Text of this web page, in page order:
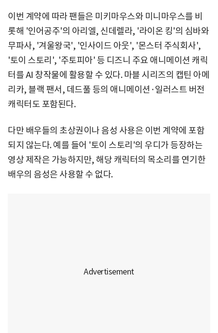
이번 계약에 따라 팬들은 미키마우스와 미니마우스를 비
롯해 '인어공주'의 아리엘, 신데렐라, '라이온 킹'의 심바와
무파사, '겨울왕국', '인사이드 아웃', '몬스터 주식회사',
'토이 스토리', '주토피아' 등 디즈니 주요 애니메이션 캐릭
터를 AI 창작물에 활용할 수 있다. 마블 시리즈의 캡틴 아메
리카, 블랙 팬서, 데드풀 등의 애니메이션·일러스트 버전
캐릭터도 포함된다.
다만 배우들의 초상권이나 음성 사용은 이번 계약에 포함
되지 않는다. 예를 들어 '토이 스토리'의 우디가 등장하는
영상 제작은 가능하지만, 해당 캐릭터의 목소리를 연기한
배우의 음성은 사용할 수 없다.